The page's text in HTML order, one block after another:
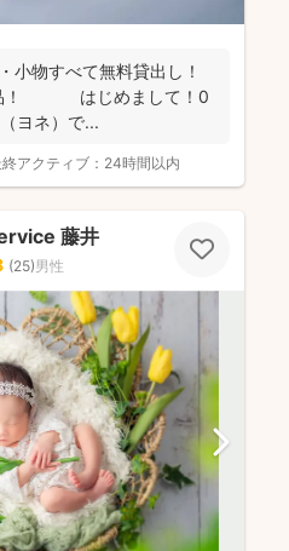
物すべて無料貸出し！
品！ はじめまして！0
ヨネ）で...
アクティブ： 24時間以内
藤井
(25)男性